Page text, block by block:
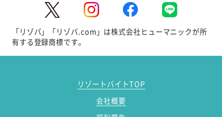
「リゾバ」「リゾバ.com」は株式会社ヒューマニックが所
有する登録商標です。
リゾートバイトTOP
会社概要